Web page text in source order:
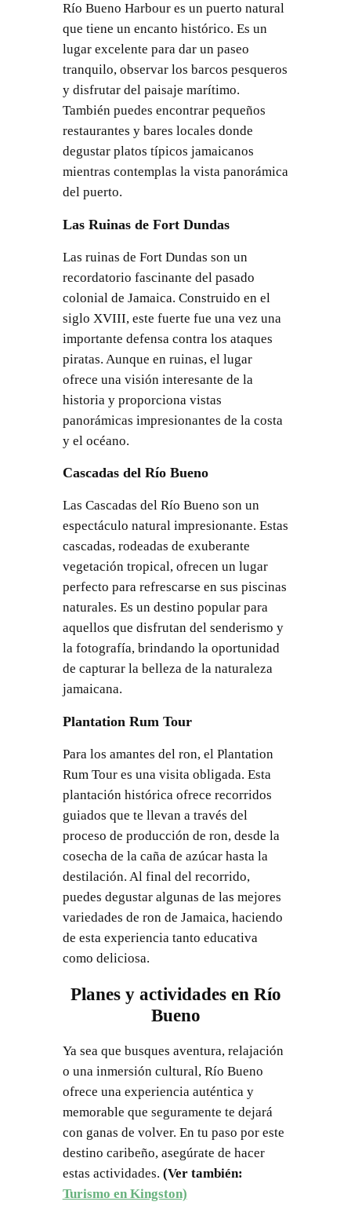
Río Bueno Harbour es un puerto natural
que tiene un encanto histórico. Es un
lugar excelente para dar un paseo
tranquilo, observar los barcos pesqueros
y disfrutar del paisaje marítimo.
También puedes encontrar pequeños
restaurantes y bares locales donde
degustar platos típicos jamaicanos
mientras contemplas la vista panorámica
del puerto.
Las Ruinas de Fort Dundas
Las ruinas de Fort Dundas son un
recordatorio fascinante del pasado
colonial de Jamaica. Construido en el
siglo XVIII, este fuerte fue una vez una
importante defensa contra los ataques
piratas. Aunque en ruinas, el lugar
ofrece una visión interesante de la
historia y proporciona vistas
panorámicas impresionantes de la costa
y el océano.
Cascadas del Río Bueno
Las Cascadas del Río Bueno son un
espectáculo natural impresionante. Estas
cascadas, rodeadas de exuberante
vegetación tropical, ofrecen un lugar
perfecto para refrescarse en sus piscinas
naturales. Es un destino popular para
aquellos que disfrutan del senderismo y
la fotografía, brindando la oportunidad
de capturar la belleza de la naturaleza
jamaicana.
Plantation Rum Tour
Para los amantes del ron, el Plantation
Rum Tour es una visita obligada. Esta
plantación histórica ofrece recorridos
guiados que te llevan a través del
proceso de producción de ron, desde la
cosecha de la caña de azúcar hasta la
destilación. Al final del recorrido,
puedes degustar algunas de las mejores
variedades de ron de Jamaica, haciendo
de esta experiencia tanto educativa
como deliciosa.
Planes y actividades en Río
Bueno
Ya sea que busques aventura, relajación
o una inmersión cultural, Río Bueno
ofrece una experiencia auténtica y
memorable que seguramente te dejará
con ganas de volver. En tu paso por este
destino caribeño, asegúrate de hacer
estas actividades. (Ver también:
Turismo en Kingston)